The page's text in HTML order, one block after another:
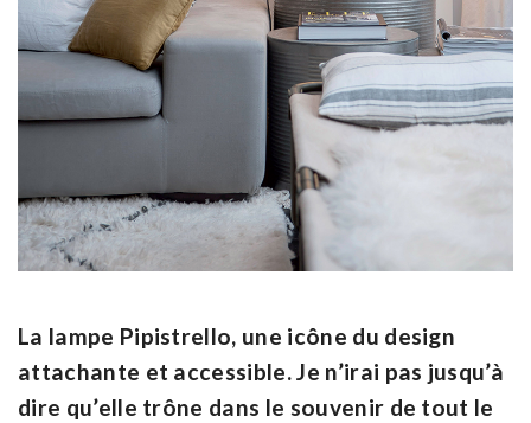
La lampe Pipistrello, une icône du design
attachante et accessible. Je n’irai pas jusqu’à
dire qu’elle trône dans le souvenir de tout le